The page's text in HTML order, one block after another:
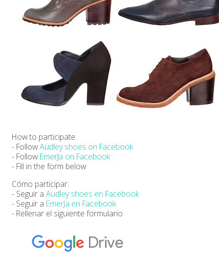
How to participate:
- FollowAudley shoes on Facebook
- Follow EmerJa on Facebook
- Fill in the form below
Cómo participar:
- Seguir a Audley shoes en Facebook
- Seguir a EmerJa en Facebook
- Rellenar el siguiente formulario